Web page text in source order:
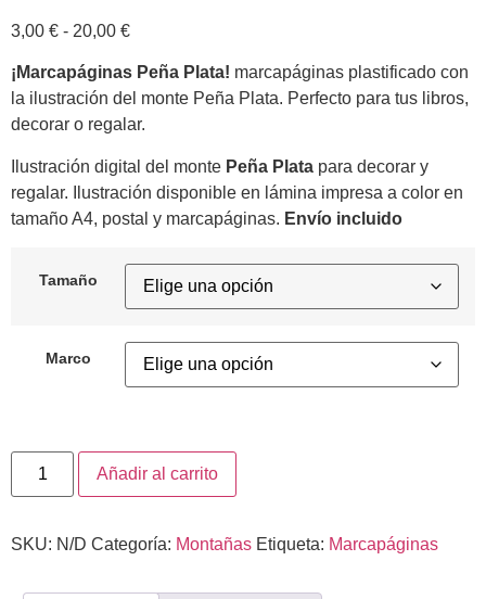
3,00 € - 20,00 €
¡Marcapáginas Peña Plata! marcapáginas plastificado con
la ilustración del monte Peña Plata. Perfecto para tus libros,
decorar o regalar.
Ilustración digital del monte Peña Plata para decorar y
regalar. Ilustración disponible en lámina impresa a color en
tamaño A4, postal y marcapáginas. Envío incluido
Tamaño
Marco
Añadir al carrito
SKU: N/D Categoría: Montañas Etiqueta: Marcapáginas